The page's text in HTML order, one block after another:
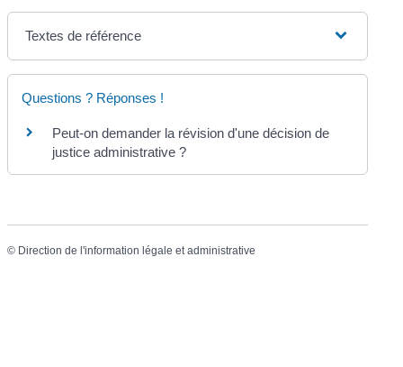
Textes de référence
Questions ? Réponses !
Peut-on demander la révision d'une décision de
justice administrative ?
© Direction de l'information légale et administrative